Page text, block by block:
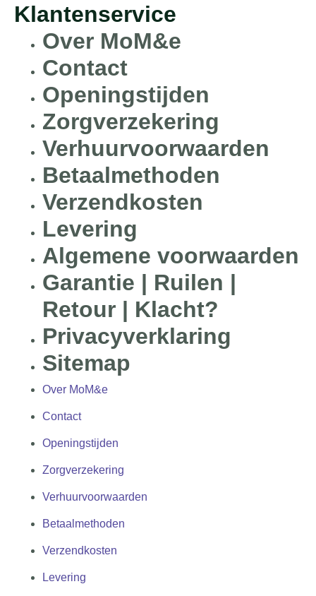
Klantenservice
Over MoM&e
Contact
Openingstijden
Zorgverzekering
Verhuurvoorwaarden
Betaalmethoden
Verzendkosten
Levering
Algemene voorwaarden
Garantie | Ruilen |
Retour | Klacht?
Privacyverklaring
Sitemap
Over MoM&e
Contact
Openingstijden
Zorgverzekering
Verhuurvoorwaarden
Betaalmethoden
Verzendkosten
Levering